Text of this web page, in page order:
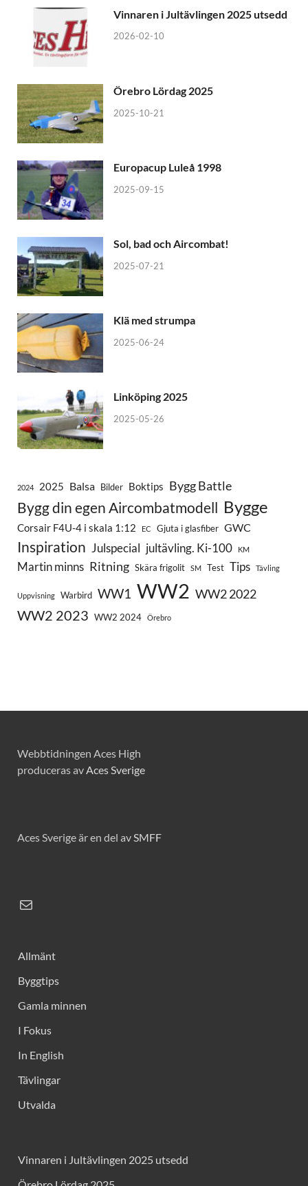
Vinnaren i Jultävlingen 2025 utsedd
2026-02-10
Örebro Lördag 2025
2025-10-21
Europacup Luleå 1998
2025-09-15
Sol, bad och Aircombat!
2025-07-21
Klä med strumpa
2025-06-24
Linköping 2025
2025-05-26
2024 2025 Balsa Bilder Boktips Bygg Battle
Bygg din egen Aircombatmodell Bygge
Corsair F4U-4 i skala 1:12 EC Gjuta i glasfiber GWC
Inspiration Julspecial jultävling. Ki-100 KM
Martin minns Ritning Skära frigolit SM Test Tips Tävling
Uppvisning Warbird WW1 WW2 WW2 2022
WW2 2023 WW2 2024 Örebro
Webbtidningen Aces High
produceras avAces Sverige
Aces Sverige är en del avSMFF
Allmänt
Byggtips
Gamla minnen
I Fokus
In English
Tävlingar
Utvalda
Vinnaren i Jultävlingen 2025 utsedd